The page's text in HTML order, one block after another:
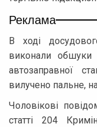
Реклама
В ході
виконали обшуки
автозаправної
вилучено пальне,
Чоловікові
статті 204